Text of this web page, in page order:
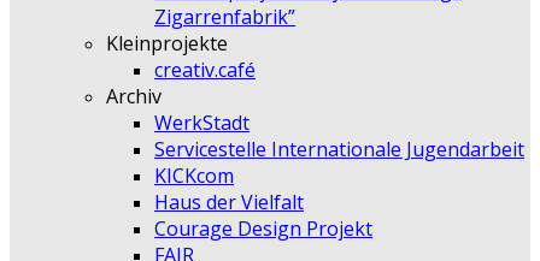
Zigarrenfabrik”
Kleinprojekte
creativ.café
Archiv
WerkStadt
Servicestelle Internationale Jugendarbeit
KICKcom
Haus der Vielfalt
Courage Design Projekt
FAIR